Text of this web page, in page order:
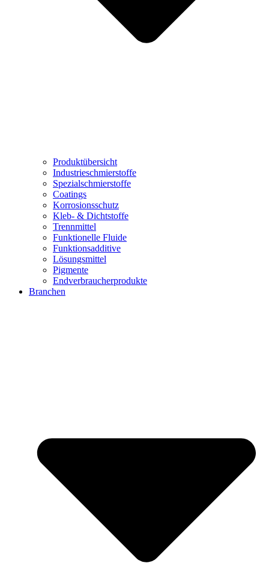
Produktübersicht
Industrieschmierstoffe
Spezialschmierstoffe
Coatings
Korrosionsschutz
Kleb- & Dichtstoffe
Trennmittel
Funktionelle Fluide
Funktionsadditive
Lösungsmittel
Pigmente
Endverbraucherprodukte
Branchen